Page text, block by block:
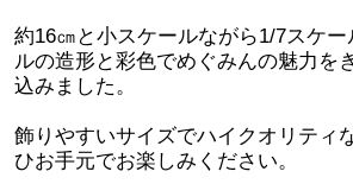
約16㎝と小スケールながら1/7スケ
ルの造形と彩色でめぐみんの魅力を
込みました。
飾りやすいサイズでハイクオリティ
ひお手元でお楽しみください。